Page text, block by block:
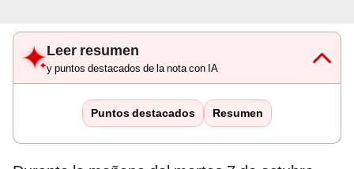
Leer resumen
y puntos destacados de la nota con IA
Puntos destacados Resumen